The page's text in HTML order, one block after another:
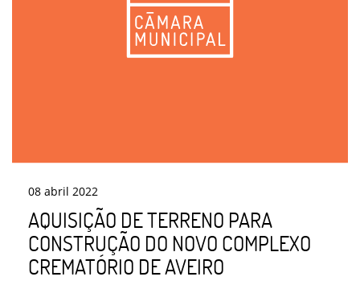
08 abril 2022
AQUISIÇÃO DE TERRENO PARA
CONSTRUÇÃO DO NOVO COMPLEXO
CREMATÓRIO DE AVEIRO